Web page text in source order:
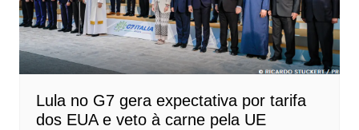
Lula no G7 gera expectativa por tarifa
dos EUA e veto à carne pela UE